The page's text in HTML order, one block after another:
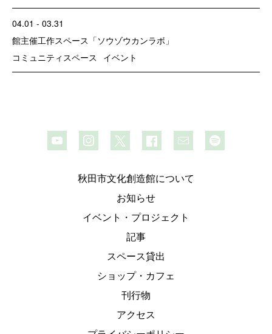
04.01 - 03.31
館主催工作スペース「ソウゾウカンラボ」
コミュニティスペース
イベント
秋田市文化創造館について
お知らせ
イベント・プロジェクト
記事
スペース貸出
ショップ・カフェ
刊行物
アクセス